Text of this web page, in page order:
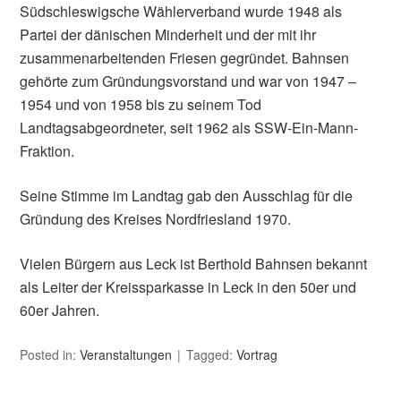
Südschleswigsche Wählerverband wurde 1948 als
Partei der dänischen Minderheit und der mit ihr
zusammenarbeitenden Friesen gegründet. Bahnsen
gehörte zum Gründungsvorstand und war von 1947 –
1954 und von 1958 bis zu seinem Tod
Landtagsabgeordneter, seit 1962 als SSW-Ein-Mann-
Fraktion.
Seine Stimme im Landtag gab den Ausschlag für die
Gründung des Kreises Nordfriesland 1970.
Vielen Bürgern aus Leck ist Berthold Bahnsen bekannt
als Leiter der Kreissparkasse in Leck in den 50er und
60er Jahren.
Posted in:Veranstaltungen Tagged:Vortrag